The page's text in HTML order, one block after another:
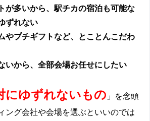
が多いから、駅チカの宿泊も可能な
ずれない
やプチギフトなど、とことんこだわ
いから、全部会場お任せにしたい
にゆずれないもの 」を念頭
ング会社や会場を選ぶといいのでは